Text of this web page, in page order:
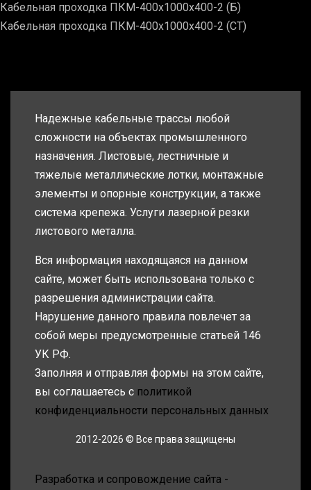
Кабельная проходка ПКМ-400х1000х400-2 (Б)
Кабельная проходка ПКМ-400х1000х400-2 (СТ)
Надежные кабельные трассы любой
сложности на объектах промышленного
назначения. Листовые, лестничные и
тяжелые металлические лотки, монтажные
элементы и опорные конструкции, а также
система крепежа. Услуги лазерной резки
листового металла.
Вся информация находящаяся на данном
сайте, может быть использована только с
разрешения администрации сайта.
Нарушение данного правила повлечет за
собой меры предусмотренные статьей 146
УК РФ.
Заполняя и отправляя формы на этом сайте,
вы соглашаетесь с политикой
конфиденциальности персональных данных
2012-2026 © Все права защищены
Разработка и сопровождение сайта -